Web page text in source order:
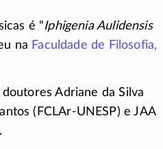
é "Iphigenia Aulidensis
na Faculdade de Filosofia,
Adriane da Silva
( FCLAr-UNESP) e JAA